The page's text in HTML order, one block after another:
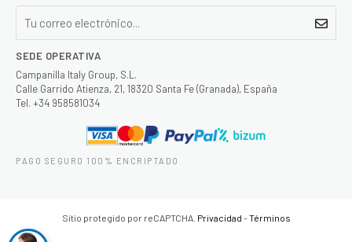
SEDE OPERATIVA
Campanilla Italy Group, S.L.
Calle Garrido Atienza, 21, 18320 Santa Fe (Granada), España
Tel. +34 958581034
PAGO SEGURO 100% ENCRIPTADO
Sitio protegido por reCAPTCHA. Privacidad -Términos